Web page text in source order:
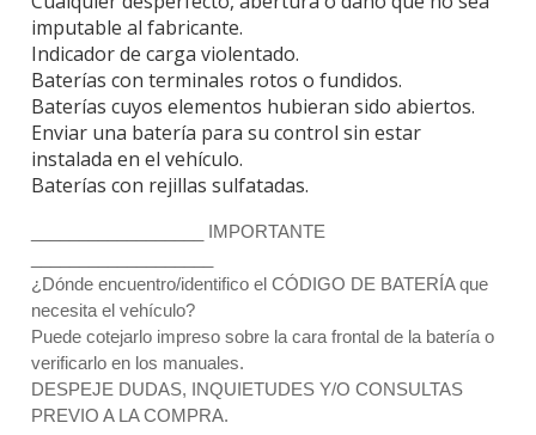
imputable al fabricante.
Indicador de carga violentado.
Baterías con terminales rotos o fundidos.
Baterías cuyos elementos hubieran sido abiertos.
Enviar una batería para su control sin estar
instalada en el vehículo.
Baterías con rejillas sulfatadas.
__________________ IMPORTANTE
¿Dónde encuentro/identifico el CÓDIGO DE BATERÍA que
necesita el vehículo?
Puede cotejarlo impreso sobre la cara frontal de la batería o
verificarlo en los manuales.
DESPEJE DUDAS, INQUIETUDES Y/O CONSULTAS
PREVIO A LA COMPRA.